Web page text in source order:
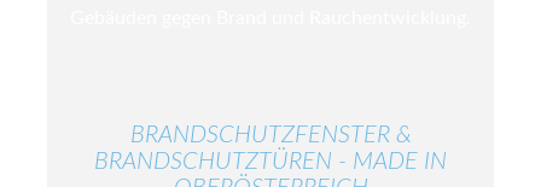
BRANDSCHUTZFENSTER &
BRANDSCHUTZTÜREN - MADE IN